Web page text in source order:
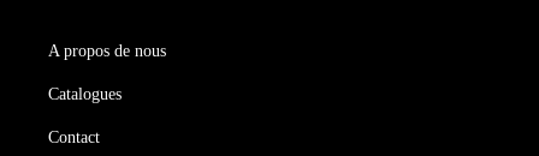
A propos de nous
Catalogues
Contact